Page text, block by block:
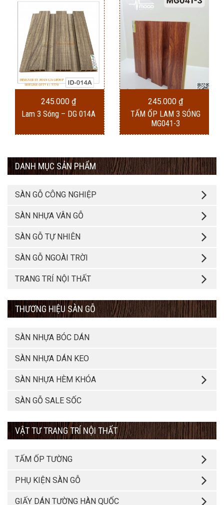
245.000 ₫
Lam 3 Sóng – DG 014A
245.000 ₫
TẤM ỐP LAM 3 SÓNG
MG041-3
DANH MỤC SẢN PHẨM
SÀN GỖ CÔNG NGHIỆP
SÀN NHỰA VÂN GỖ
SÀN GỖ TỰ NHIÊN
SÀN GỖ NGOÀI TRỜI
TRANG TRÍ NỘI THẤT
THƯƠNG HIỆU SÀN GỖ
SÀN NHỰA BÓC DÁN
SÀN NHỰA DÁN KEO
SÀN NHỰA HÈM KHÓA
SÀN GỖ SALE SỐC
VẬT TƯ TRANG TRÍ NỘI THẤT
TẤM ỐP TƯỜNG
PHỤ KIỆN SÀN GỖ
GIẤY DÁN TƯỜNG HÀN QUỐC